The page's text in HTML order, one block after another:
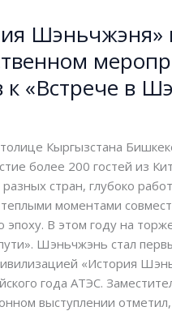
Шэньчжэня»
к «Встрече в
Кыргызстана
более 200 гостей из
стран, глубоко
моментами
эпоху. В этом году на
Шэньчжэнь стал
«История
года АТЭС.
выступлении